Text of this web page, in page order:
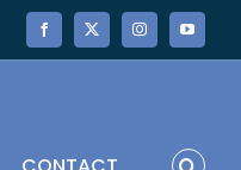
Facebook
X InstagramYouTube